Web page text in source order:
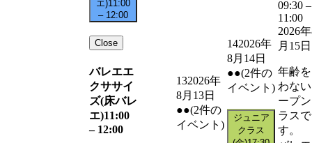
エ)11:00
– 12:00
Close
バレエエ
クササイ
ズ(床バレ
エ)11:00
– 12:00
132026年
8月13日
●●(2件の
イベント)
142026年
8月14日
●●(2件の
イベント)
ジュニア
クラス
09:30 –
11:00
2026
月15日
年齢
わな
ープ
ラスで
す。